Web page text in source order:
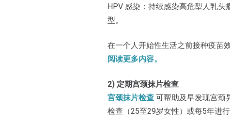
HPV 感染：持续感染高危型人乳头
型。
在一个人开始性生活之前接种疫苗
阅读更多内容。
2) 定期宫颈抹片检查
宫颈抹片检查 可帮助及早发现宫颈
检查（25至29岁女性）或每5年进